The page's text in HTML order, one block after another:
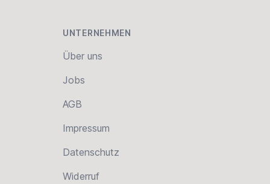
UNTERNEHMEN
Über uns
Jobs
AGB
Impressum
Datenschutz
Widerruf